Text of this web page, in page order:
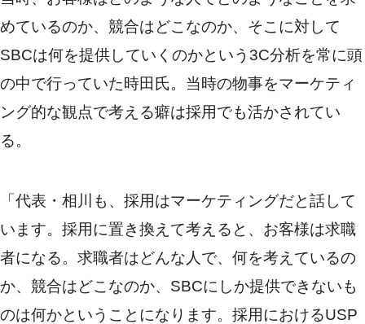
めているのか、競合はどこなのか、そこに対して
SBCは何を提供していくのかという3C分析を常に頭
の中で行っていた時田氏。当時の物事をマーケティ
ング的な観点で考える癖は採用でも活かされてい
る。
「代表・相川も、採用はマーケティングだと話して
います。採用に置き換えて考えると、お客様は求職
者になる。求職者はどんな人で、何を考えているの
か、競合はどこなのか、SBCにしか提供できないも
のは何かということになります。採用におけるUSP